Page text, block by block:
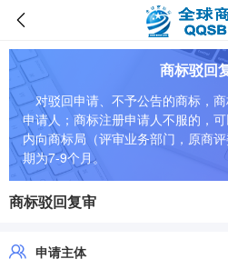
商标驳回
对驳回申请、不予公告的商标，
申请人；商标注册申请人不服的，
内向商标局（评审业务部门，原商
期为7-9个月。
商标驳回复审
申请主体